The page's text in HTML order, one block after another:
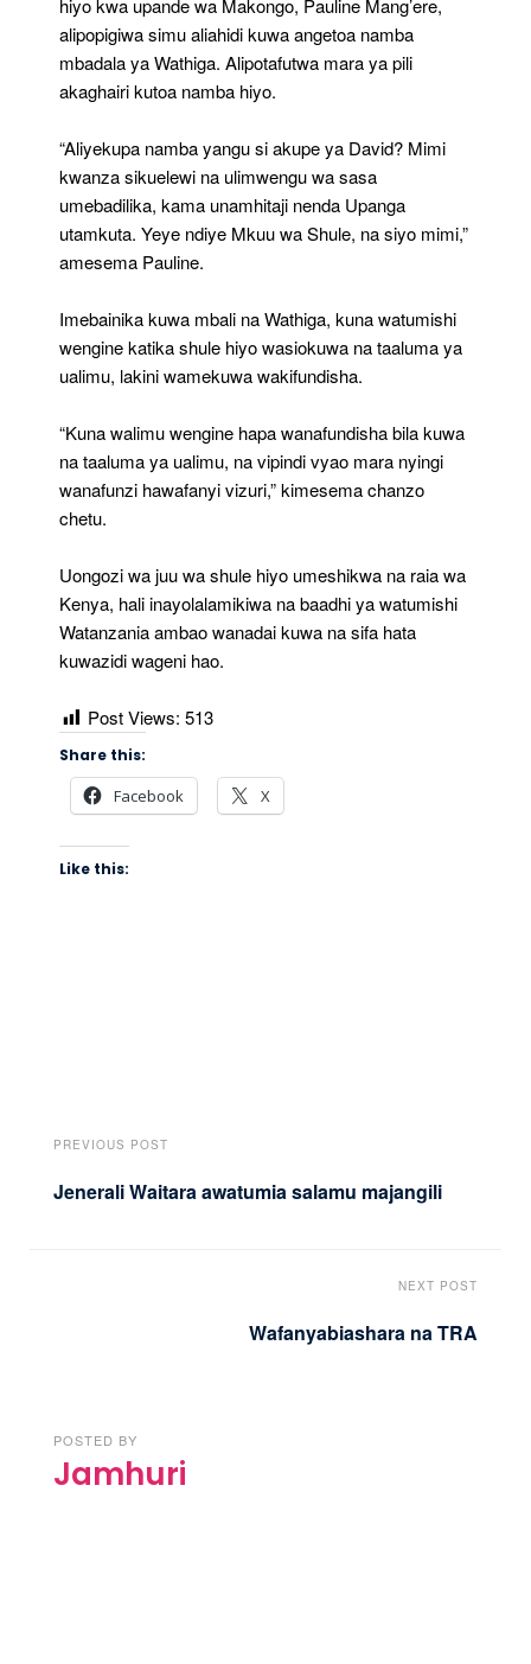
hiyo kwa upande wa Makongo, Pauline Mang’ere,
alipopigiwa simu aliahidi kuwa angetoa namba
mbadala ya Wathiga. Alipotafutwa mara ya pili
akaghairi kutoa namba hiyo.
“Aliyekupa namba yangu si akupe ya David? Mimi
kwanza sikuelewi na ulimwengu wa sasa
umebadilika, kama unamhitaji nenda Upanga
utamkuta. Yeye ndiye Mkuu wa Shule, na siyo mimi,”
amesema Pauline.
Imebainika kuwa mbali na Wathiga, kuna watumishi
wengine katika shule hiyo wasiokuwa na taaluma ya
ualimu, lakini wamekuwa wakifundisha.
“Kuna walimu wengine hapa wanafundisha bila kuwa
na taaluma ya ualimu, na vipindi vyao mara nyingi
wanafunzi hawafanyi vizuri,” kimesema chanzo
chetu.
Uongozi wa juu wa shule hiyo umeshikwa na raia wa
Kenya, hali inayolalamikiwa na baadhi ya watumishi
Watanzania ambao wanadai kuwa na sifa hata
kuwazidi wageni hao.
Post Views: 513
Share this:
Facebook X
Like this:
PREVIOUS POST
Jenerali Waitara awatumia salamu majangili
NEXT POST
Wafanyabiashara na TRA
POSTED BY
Jamhuri